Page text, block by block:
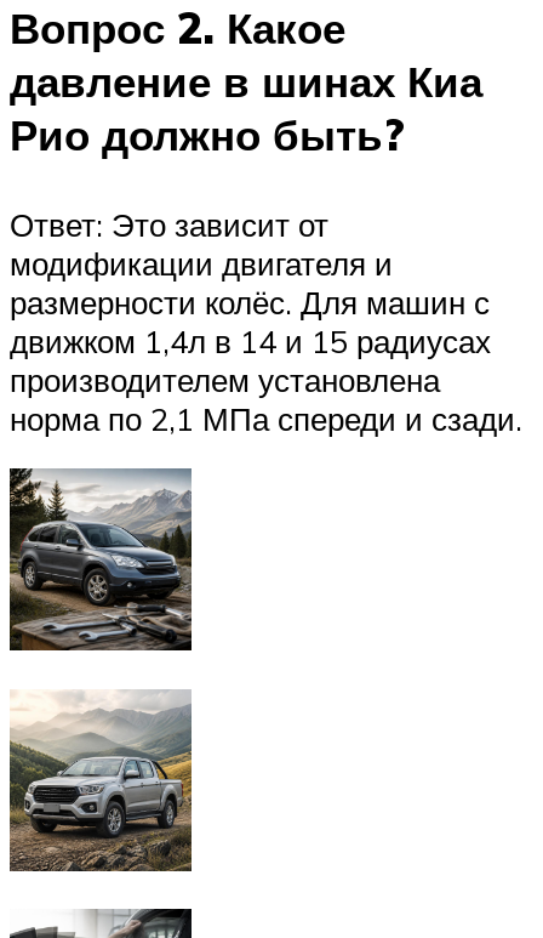
Вопрос 2. Какое
давление в шинах Киа
Рио должно быть?
Ответ: Это зависит от
модификации двигателя и
размерности колёс. Для машин с
движком 1,4л в 14 и 15 радиусах
производителем установлена
норма по 2,1 МПа спереди и сзади.